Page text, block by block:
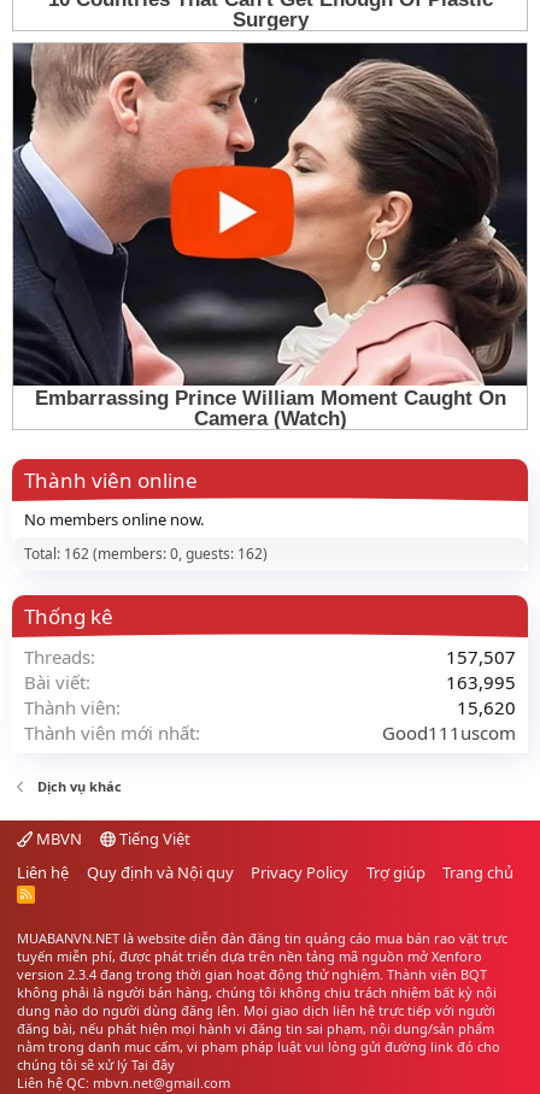
Thành viên online
No members online now.
Total: 162 (members: 0, guests: 162)
Thống kê
Threads
157,507
Bài viết
163,995
Thành viên
15,620
Thành viên mới nhất
Good111uscom
Dịch vụ khác
MBVN
Tiếng Việt
Liên hệ
Quy định và Nội quy Privacy Policy Trợ giúp Trang chủ
R
MUABANVN.NET là website diễn đàn đăng tin quảng cáo mua bán rao vặt trực
tuyến miễn phí, được phát triển dựa trên nền tảng mã nguồn mở Xenforo
version 2.3.4 đang trong thời gian hoạt động thử nghiệm. Thành viên BQT
không phải là người bán hàng, chúng tôi không chịu trách nhiệm bất kỳ nội
dung nào do người dùng đăng lên. Mọi giao dịch liên hệ trực tiếp với người
đăng bài, nếu phát hiện mọi hành vi đăng tin sai phạm, nội dung/sản phẩm
nằm trong danh mục cấm, vi phạm pháp luật vui lòng gửi đường link đó cho
chúng tôi sẽ xử lý Tại đây
Liên hệ QC: mbvn.net@gmail.com